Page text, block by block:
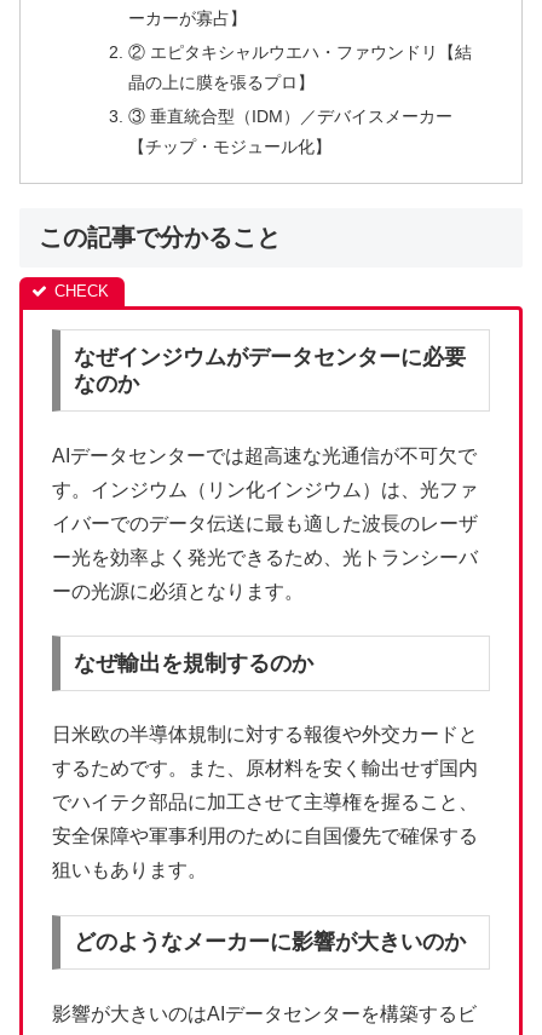
ーカーが寡占】
② エピタキシャルウエハ・ファウンドリ【結
晶の上に膜を張るプロ】
③ 垂直統合型（IDM）／デバイスメーカー
【チップ・モジュール化】
この記事で分かること
なぜインジウムがデータセンターに必要
なのか
AIデータセンターでは超高速な光通信が不可欠で
す。インジウム（リン化インジウム）は、光ファ
イバーでのデータ伝送に最も適した波長のレーザ
ー光を効率よく発光できるため、光トランシーバ
ーの光源に必須となります。
なぜ輸出を規制するのか
日米欧の半導体規制に対する報復や外交カードと
するためです。また、原材料を安く輸出せず国内
でハイテク部品に加工させて主導権を握ること、
安全保障や軍事利用のために自国優先で確保する
狙いもあります。
どのようなメーカーに影響が大きいのか
影響が大きいのはAIデータセンターを構築するビ